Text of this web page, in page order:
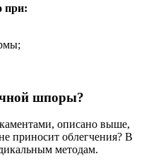
при:
шпоры?
описано выше,
приносит облегчения? В
методам.